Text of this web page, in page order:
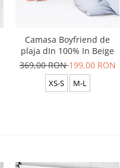
Camasa Boyfriend de
plaja dIn 100% In Beige
369,00 RON199,00 RON
XS-S M-L